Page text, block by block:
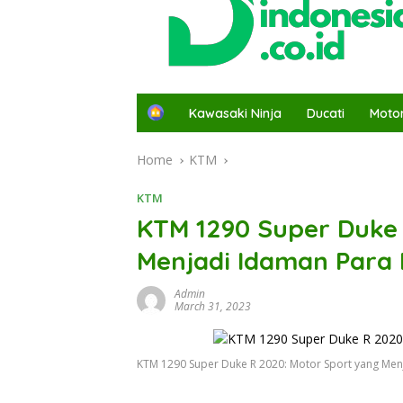
H
e
Kawasaki Ninja Ducati
Home KTM
KTM
KTM 1290 Super
Menjadi Idaman Para
Admin
March 31, 2023
KTM 1290 Super Duke R 2020: Motor Sport yang